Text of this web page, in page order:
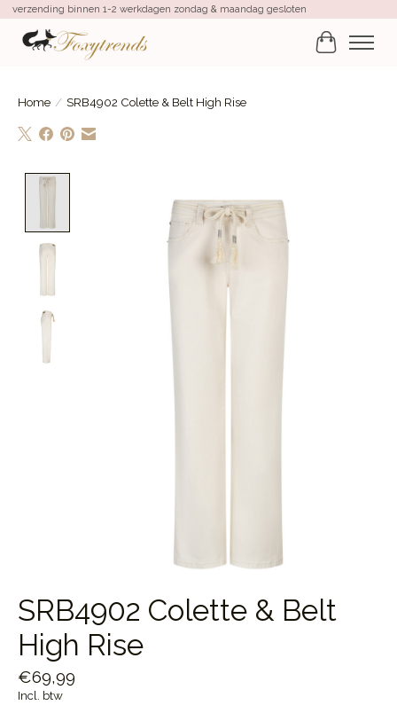
verzending binnen 1-2 werkdagen zondag & maandag gesloten
Home / SRB4902 Colette & Belt High Rise
SRB4902 Colette & Belt
High Rise
€69,99
Incl. btw